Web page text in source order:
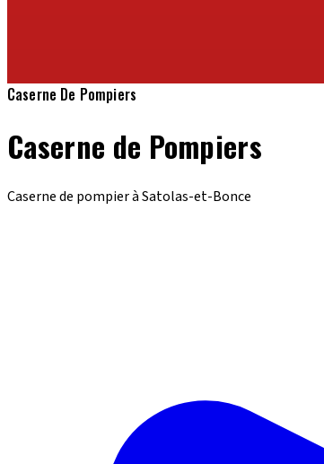
Caserne De Pompiers
Caserne de Pompiers
Caserne de pompier à Satolas-et-Bonce